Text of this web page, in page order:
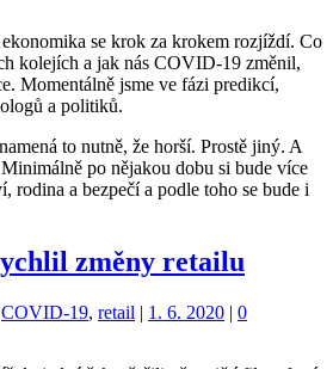
se krok za krokem rozjíždí. Co
kolejích a jak nás COVID-19 změnil,
Momentálně jsme ve fázi predikcí,
a politiků.
to nutně, že horší. Prostě jiný. A
po nějakou dobu si bude více
rodina a bezpečí a podle toho se bude i
změny retailu
COVID-19, retail | 1. 6. 2020 | 0